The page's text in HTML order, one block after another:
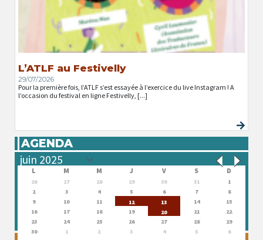
L’ATLF au Festivelly
29/07/2026
Pour la première fois, l’ATLF s’est essayée à l’exercice du live Instagram ! A
l’occasion du festival en ligne Festivelly, [...]
AGENDA
L M M J V S D
26 27 28 29 30 31
1
2
3 4 5 6 7
8
9
10 11 12 13 14
15
16
17 18 19 20 21
22
23
24 25 26 27 28
29
30
1 2 3 4 5 6